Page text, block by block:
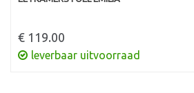
€ 119.00
leverbaar uitvoorraad